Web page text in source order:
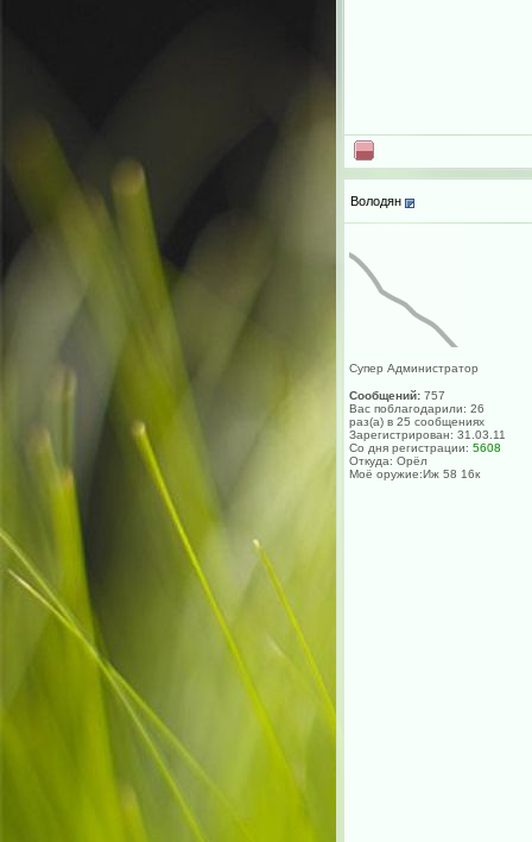
Володян
Супер Администратор
Сообщений: 757
Вас поблагодарили: 26
раз(а) в 25 сообщениях
Зарегистрирован: 31.03.11
Со дня регистрации: 5608
Откуда: Орёл
Моё оружие:Иж 58 16к